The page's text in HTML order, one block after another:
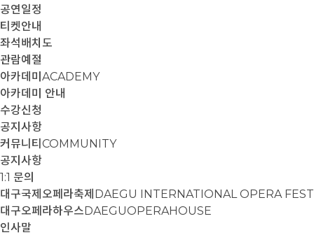
공연일정
티켓안내
좌석배치도
관람예절
아카데미 ACADEMY
아카데미 안내
수강신청
공지사항
커뮤니티 COMMUNITY
공지사항
1:1 문의
대구국제오페라축제 DAEGU INTERNATIONAL OPERA
대구오페라하우스DAEGUOPERAHOUSE
인사말